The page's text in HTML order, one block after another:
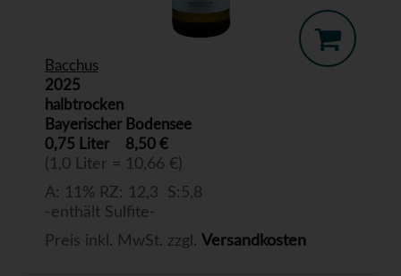
Bacchus
2025
halbtrocken
Bayerischer Bodensee
0,75 Liter
8,50 €
(1,0 Liter = 10,66 €)
A: 11% RZ: 12,3 S:5,8
-enthält Sulfite-
Preis inkl. MwSt. zzgl. Versandkosten